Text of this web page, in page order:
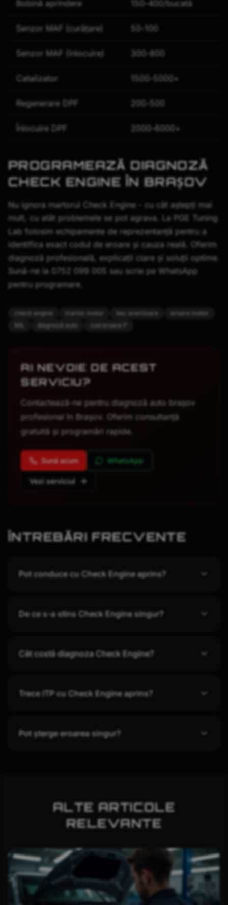
Bobină aprindere 150-400/bucată
Senzor MAF (curățare) 50-100
Senzor MAF (înlocuire) 300-800
Catalizator 1500-5000+
Regenerare DPF 200-500
Înlocuire DPF 2000-6000+
PROGRAMEAZĂ DIAGNOZĂ
CHECK ENGINE ÎN BRAȘOV
Nu ignora martorul Check Engine - cu cât aștepți mai
mult, cu atât problemele se pot agrava. La PGE Tuning
Lab folosim echipamente de reprezentanță pentru a
identifica exact codul de eroare și cauza reală. Oferim
diagnoză profesională, explicații clare și soluții optime.
Sună-ne la 0752 099 005 sau scrie pe WhatsApp
pentru programare.
check engine martor motor bec avertizare
eroare motor
MIL
diagnoză auto cod eroare P
AI NEVOIE DE ACEST
SERVICIU?
Contactează-ne pentru diagnoză auto brașov
profesional în Brașov. Oferim consultanță
gratuită și programări rapide.
Sună acum WhatsApp
Vezi serviciul
ÎNTREBĂRI FRECVENTE
Pot conduce cu Check Engine aprins?
De ce s-a stins Check Engine singur?
Cât costă diagnoza Check Engine?
Trece ITP cu Check Engine aprins?
Pot șterge eroarea singur?
ALTE ARTICOLE
RELEVANTE